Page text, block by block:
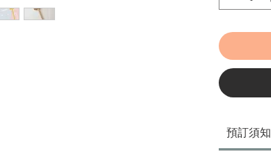
預訂須知